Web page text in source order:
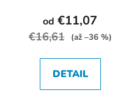
od €11,07
€16,61 (až –36 %)
DETAIL